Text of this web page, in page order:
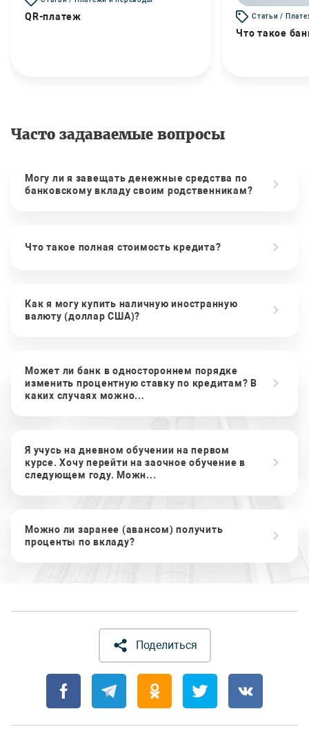
QR-платеж Статьи /
Что такое
Часто задаваемые вопросы
Могу ли я завещать денежные средства по
банковскому вкладу своим родственникам?
Что такое полная стоимость кредита?
Как я могу купить наличную иностранную
валюту (доллар США)?
Может ли банк в одностороннем порядке
изменить процентную ставку по кредитам? В
каких случаях можно...
Я учусь на дневном обучении на первом
курсе. Хочу перейти на заочное обучение в
следующем году. Можн...
Можно ли заранее (авансом) получить
проценты по вкладу?
Поделиться